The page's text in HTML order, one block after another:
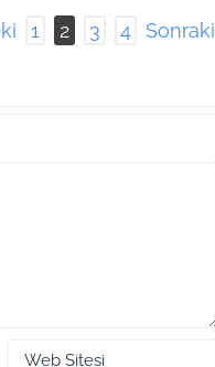
1 2 3 4 Sonraki